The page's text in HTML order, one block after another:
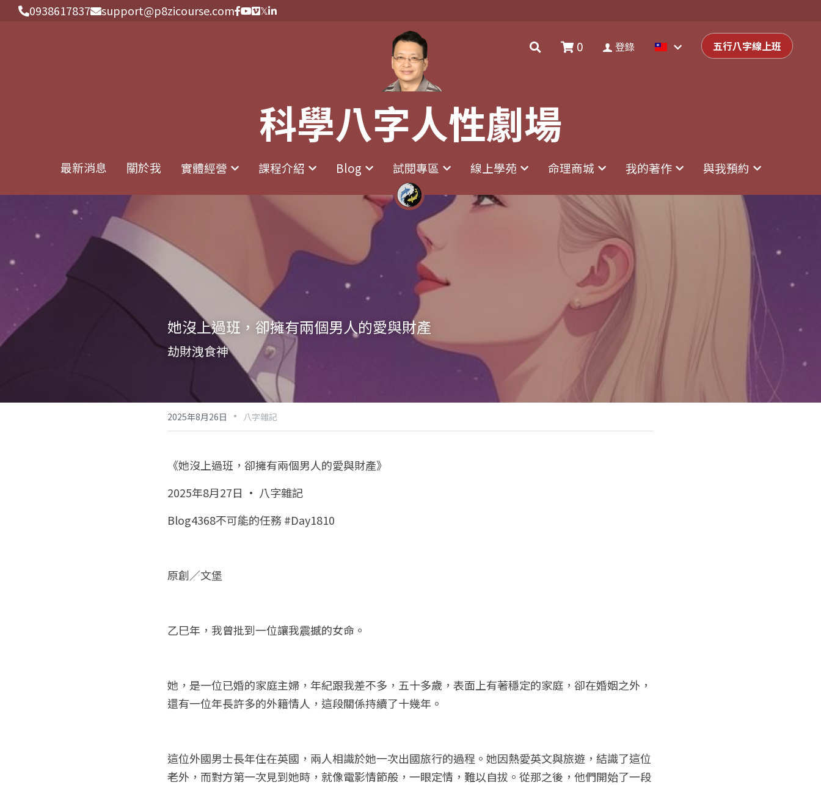
0938617837 support@p8zicourse.com
科學八字人性劇場
最新消息 關於我 實體經營 課程介紹 Blog 試閱專區 線上學苑 命理商城 我的著作 與我預約
0 登錄 五行八字線上班
0938617837 support@p8zicourse.com
科學八字人性劇場
最新消息 關於我 實體經營 課程介紹 Blog 試閱專區 線上學苑 命理商城 我的著作 與我預約
0 登錄 五行八字線上班
她沒上過班，卻擁有兩個男人的愛與財產
劫財洩食神
2025年8月26日 · 八字雜記
《她沒上過班，卻擁有兩個男人的愛與財產》
2025年8月27日 · 八字雜記
Blog4368不可能的任務 #Day1810
原創／文堡
乙巳年，我曾批到一位讓我震撼的女命。
她，是一位已婚的家庭主婦，年紀跟我差不多，五十多歲，表面上有著穩定的家庭，卻在婚姻之外，
還有一位年長許多的外籍情人，這段關係持續了十幾年。
這位外國男士長年住在英國，兩人相識於她一次出國旅行的過程。她因熱愛英文與旅遊，結識了這位
老外，而對方第一次見到她時，就像電影情節般，一眼定情，難以自拔。從那之後，他們開始了一段